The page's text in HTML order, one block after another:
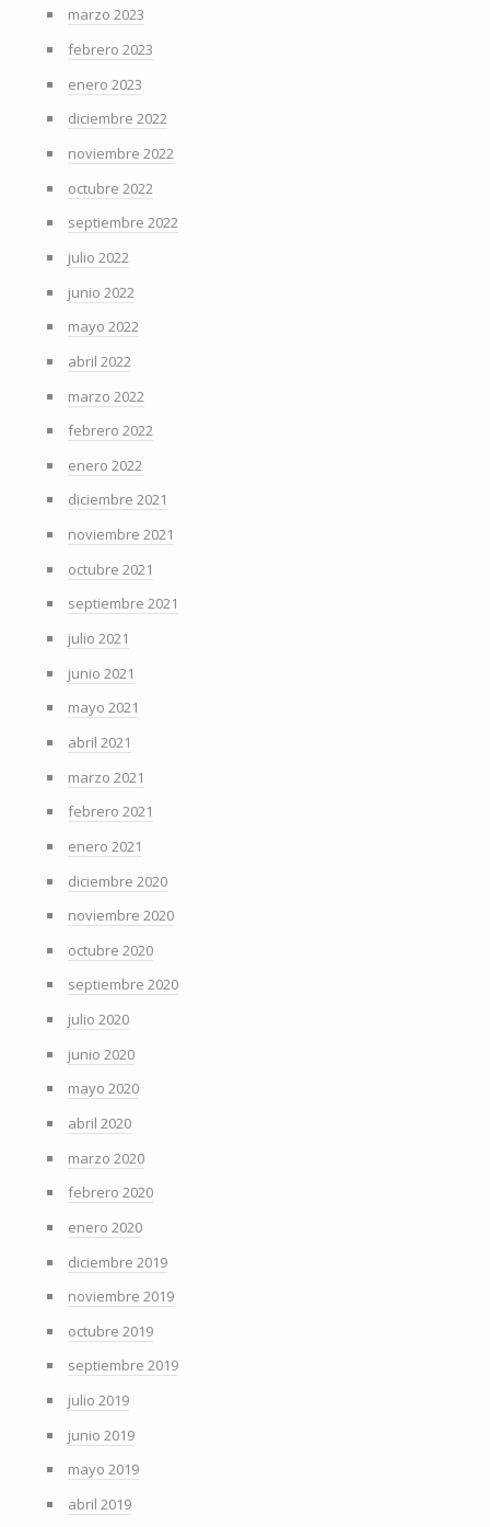
marzo 2023
febrero 2023
enero 2023
diciembre 2022
noviembre 2022
octubre 2022
septiembre 2022
julio 2022
junio 2022
mayo 2022
abril 2022
marzo 2022
febrero 2022
enero 2022
diciembre 2021
noviembre 2021
octubre 2021
septiembre 2021
julio 2021
junio 2021
mayo 2021
abril 2021
marzo 2021
febrero 2021
enero 2021
diciembre 2020
noviembre 2020
octubre 2020
septiembre 2020
julio 2020
junio 2020
mayo 2020
abril 2020
marzo 2020
febrero 2020
enero 2020
diciembre 2019
noviembre 2019
octubre 2019
septiembre 2019
julio 2019
junio 2019
mayo 2019
abril 2019